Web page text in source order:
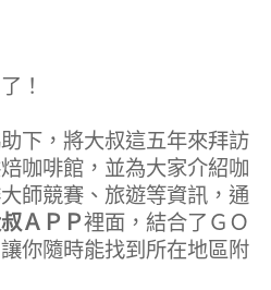
！
下，將大叔這五年來拜訪
咖啡館，並為大家介紹咖
師競賽、旅遊等資訊，通
ＡＰＰ裡面，結合了ＧＯ
你隨時能找到所在地區附